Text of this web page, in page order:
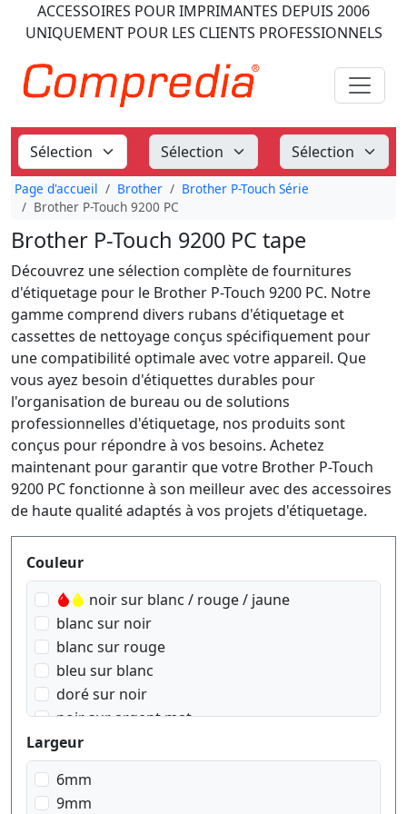
ACCESSOIRES POUR IMPRIMANTES DEPUIS 2006
UNIQUEMENT POUR LES CLIENTS PROFESSIONNELS
Page d'accueil Brother
Brother P-Touch Série
Brother P-Touch 9200 PC
Brother P-Touch 9200 PC tape
Découvrez une sélection complète de fournitures
d'étiquetage pour le Brother P-Touch 9200 PC. Notre
gamme comprend divers rubans d'étiquetage et
cassettes de nettoyage conçus spécifiquement pour
une compatibilité optimale avec votre appareil. Que
vous ayez besoin d'étiquettes durables pour
l'organisation de bureau ou de solutions
professionnelles d'étiquetage, nos produits sont
conçus pour répondre à vos besoins. Achetez
maintenant pour garantir que votre Brother P-Touch
9200 PC fonctionne à son meilleur avec des accessoires
de haute qualité adaptés à vos projets d'étiquetage.
Produktfilter
Couleur
noir sur blanc / rouge / jaune
blanc sur noir
blanc sur rouge
bleu sur blanc
doré sur noir
noir sur argent mat
noir sur blanc
noir sur bleu
noir sur jaune
Largeur
6mm
9mm